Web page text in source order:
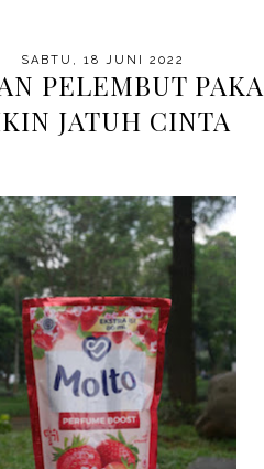
SABTU, 18 JUNI 2022
PELEMBUT
JATUH CINTA